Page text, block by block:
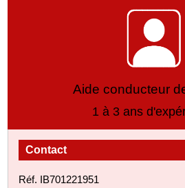
Aide conducteur
1 à 3 ans
Contact
Réf. IB701221951